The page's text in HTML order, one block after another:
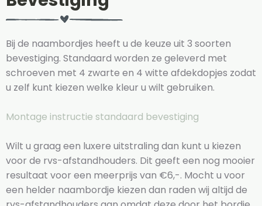
Bij de naambordjes heeft u de keuze uit 3 soorten
bevestiging. Standaard worden ze geleverd met
schroeven met 4 zwarte en 4 witte afdekdopjes zodat
u zelf kunt kiezen welke kleur u wilt gebruiken.
Montage instructie standaard bevestiging
Wilt u graag een luxere uitstraling dan kunt u kiezen
voor de rvs-afstandhouders. Dit geeft een nog mooier
resultaat voor een meerprijs van €6,-. Mocht u voor
een helder naambordje kiezen dan raden wij altijd de